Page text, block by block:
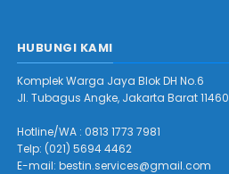
HUBUNGI KAMI
Komplek Warga Jaya Blok DH No.6
Jl. Tubagus Angke, Jakarta Barat 11460
Hotline/WA : 0813 1773 7981
Telp: (021) 5694 4462
E-mail: bestin.services@gmail.com